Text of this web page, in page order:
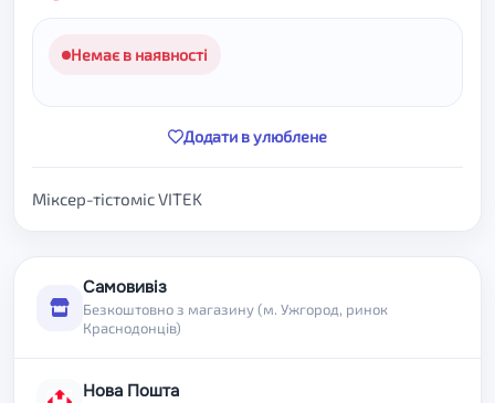
Немає в наявності
Додати в улюблене
Міксер-тістоміс VITEK
Самовивіз
Безкоштовно з магазину (м. Ужгород, ринок
Краснодонців)
Нова Пошта